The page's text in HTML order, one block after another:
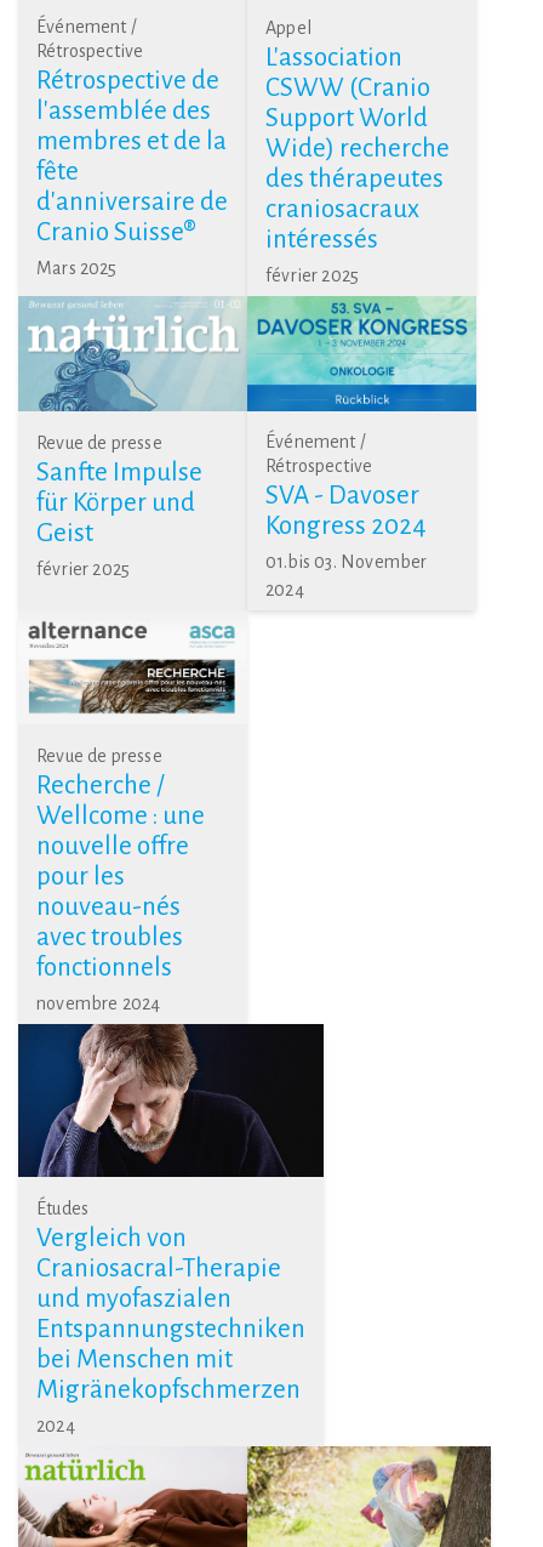
Événement /
Rétrospective
Rétrospective de
l'assemblée des
membres et de la
fête
d'anniversaire de
Cranio Suisse®
Mars 2025
Appel
L'association
CSWW (Cranio
Support World
Wide) recherche
des thérapeutes
craniosacraux
intéressés
février 2025
Revue de presse
Sanfte Impulse
für Körper und
Geist
février 2025
Événement /
Rétrospective
SVA - Davoser
Kongress 2024
01.bis 03. November
2024
Revue de presse
Recherche /
Wellcome : une
nouvelle offre
pour les
nouveau-nés
avec troubles
fonctionnels
novembre 2024
Études
Vergleich von
Craniosacral-Therapie
und myofaszialen
Entspannungstechniken
bei Menschen mit
Migränekopfschmerzen
2024